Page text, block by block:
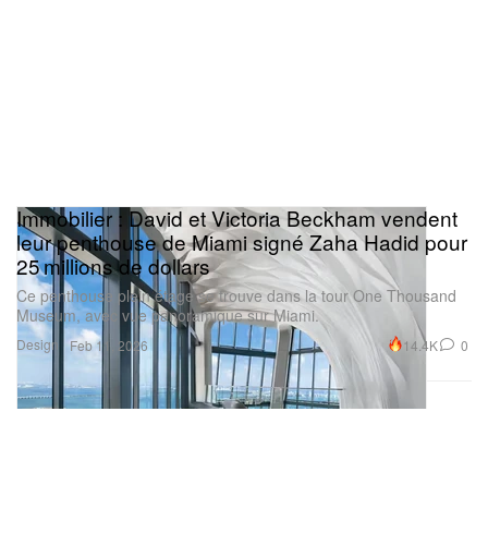
Design
Immobilier : David et Victoria Beckham vendent
leur penthouse de Miami signé Zaha Hadid pour
25 millions de dollars
Ce penthouse plein étage se trouve dans la tour One Thousand
Museum, avec vue panoramique sur Miami.
Feb 11, 2026 14.4K 0